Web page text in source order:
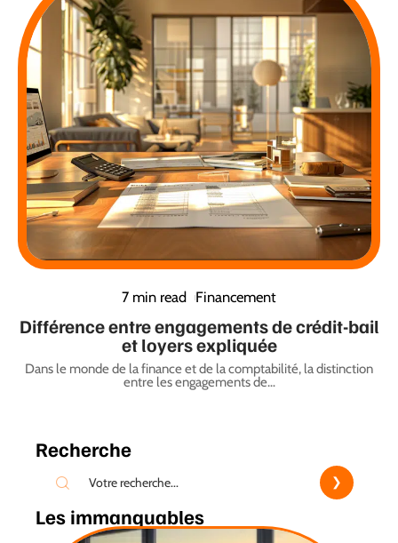
7 min read Financement
Différence entre engagements de crédit-bail
et loyers expliquée
Dans le monde de la finance et de la comptabilité, la distinction
entre les engagements de…
Recherche
Les immanquables